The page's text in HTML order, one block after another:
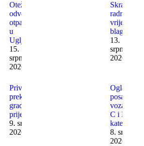
Otežan
odvoz
otpada
u
Uglješu
15.
srpnja
2026.
Skraćeno
radno
vrijeme
blagajne
13.
srpnja
2026.
Privremeni
prekid
gradskog
prijevoza
9. srpnja
2026.
Oglas za
posao –
vozač/ica
C i D
kategorije
8. srpnja
2026.